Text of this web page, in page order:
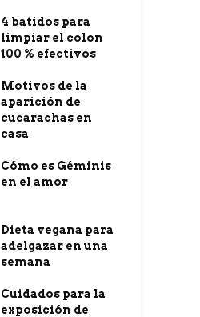
4 batidos para
limpiar el colon
100 % efectivos
Motivos de la
aparición de
cucarachas en
casa
Cómo es Géminis
en el amor
Dieta vegana para
adelgazar en una
semana
Cuidados para la
exposición de